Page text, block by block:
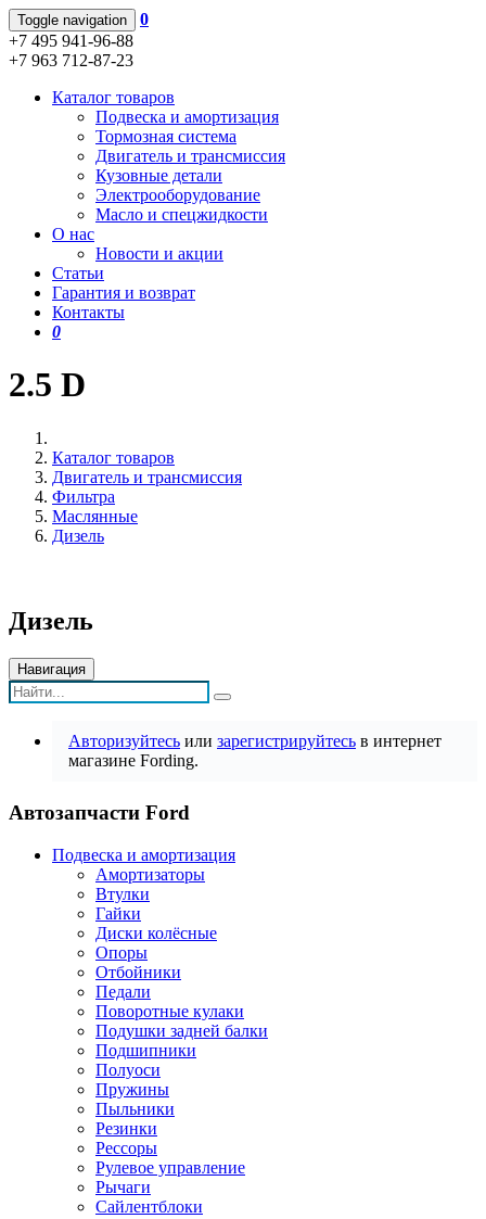
Toggle navigation
0
+7 495 941-96-88
+7 963 712-87-23
Каталог товаров
Подвеска и амортизация
Тормозная система
Двигатель и трансмиссия
Кузовные детали
Электрооборудование
Масло и спецжидкости
О нас
Новости и акции
Статьи
Гарантия и возврат
Контакты
0
2.5 D
Каталог товаров
Двигатель и трансмиссия
Фильтра
Маслянные
Дизель
Дизель
Навигация
Авторизуйтесь или зарегистрируйтесь в интернет
магазине Fording.
Автозапчасти Ford
Подвеска и амортизация
Амортизаторы
Втулки
Гайки
Диски колёсные
Опоры
Отбойники
Педали
Поворотные кулаки
Подушки задней балки
Подшипники
Полуоси
Пружины
Пыльники
Резинки
Рессоры
Рулевое управление
Рычаги
Сайлентблоки